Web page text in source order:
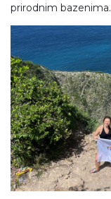
prirodnim bazenima.